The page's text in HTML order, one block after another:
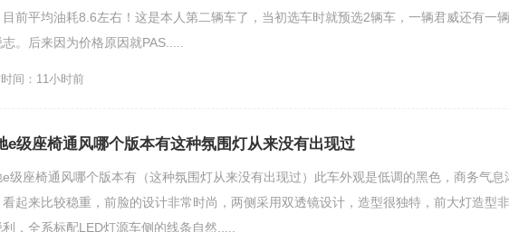
目前平均油耗8.6左右！这是本人第二辆车了，当初选车时就预选2辆车，一辆君威还有一辆
。后来因为价格原因就PAS.....
间：11小时前
e级座椅通风哪个版本有这种氛围灯从来没有出现过
e级座椅通风哪个版本有（这种氛围灯从来没有出现过）此车外观是低调的黑色，商务气息
看起来比较稳重，前脸的设计非常时尚，两侧采用双透镜设计，造型很独特，前大灯造型非
，全系标配LED灯源车侧的线条自然.....